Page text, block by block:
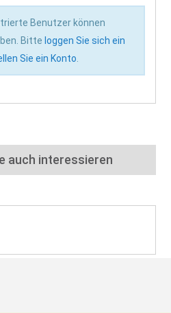
Benutzer können
Bitte loggen Sie sich ein
Sie ein Konto
auch interessieren